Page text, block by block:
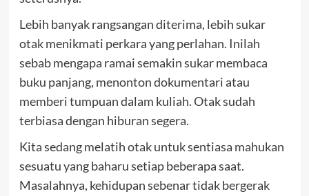
Lebih banyak rangsangan diterima, lebih sukar
otak menikmati perkara yang perlahan. Inilah
sebab mengapa ramai semakin sukar membaca
buku panjang, menonton dokumentari atau
memberi tumpuan dalam kuliah. Otak sudah
terbiasa dengan hiburan segera.
Kita sedang melatih otak untuk sentiasa mahukan
sesuatu yang baharu setiap beberapa saat.
Masalahnya, kehidupan sebenar tidak bergerak